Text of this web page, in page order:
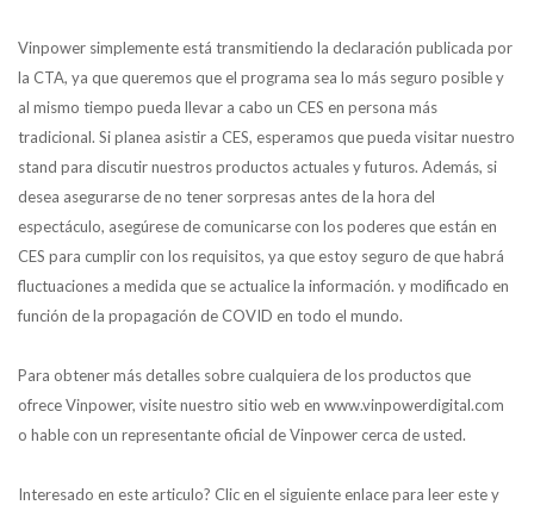
Vinpower simplemente está transmitiendo la declaración publicada por
la CTA, ya que queremos que el programa sea lo más seguro posible y
al mismo tiempo pueda llevar a cabo un CES en persona más
tradicional. Si planea asistir a CES, esperamos que pueda visitar nuestro
stand para discutir nuestros productos actuales y futuros. Además, si
desea asegurarse de no tener sorpresas antes de la hora del
espectáculo, asegúrese de comunicarse con los poderes que están en
CES para cumplir con los requisitos, ya que estoy seguro de que habrá
fluctuaciones a medida que se actualice la información. y modificado en
función de la propagación de COVID en todo el mundo.
Para obtener más detalles sobre cualquiera de los productos que
ofrece Vinpower, visite nuestro sitio web en www.vinpowerdigital.com
o hable con un representante oficial de Vinpower cerca de usted.
Interesado en este articulo? Clic en el siguiente enlace para leer este y